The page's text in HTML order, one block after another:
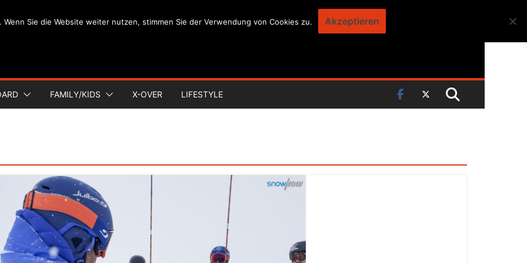
FAMILY/KIDS X-OVER LIFESTYLE
Wenn Sie die Website weiter nutzen, stimmen Sie der Verwendung von Cookies zu. Akzeptieren